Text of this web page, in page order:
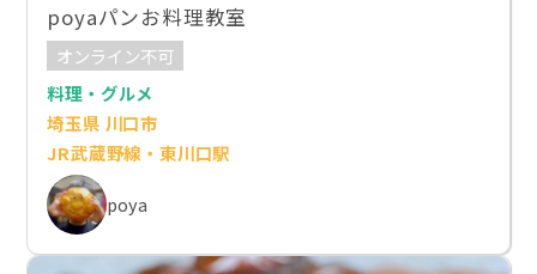
poyaパンお料理教室
オンライン不可
料理・グルメ
埼玉県 川口市
JR武蔵野線・東川口駅
poya